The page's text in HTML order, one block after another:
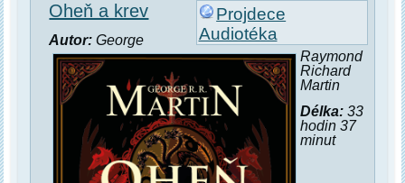
Projdece
Audiotéka
Oheň a krev
Autor: George
Raymond
Richard
Martin
Délka:33
hodin 37
minut